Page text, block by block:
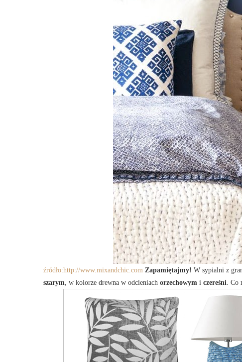
źródło:http://www.mixandchic.com Zapamiętajmy! W sypialni z
szarym, w kolorze drewna w odcieniach orzechowym i czereśni. Co